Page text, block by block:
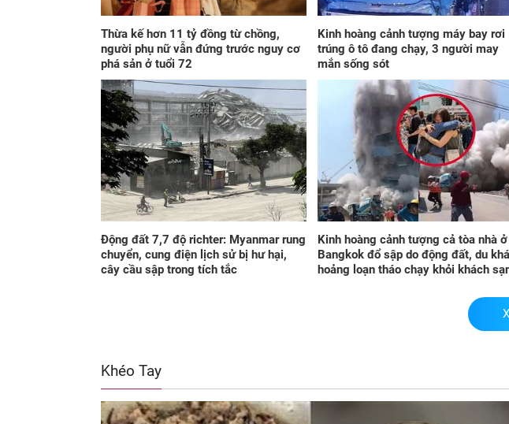
Thừa kế hơn 11 tỷ đồng từ chồng,
người phụ nữ vẫn đứng trước nguy cơ
phá sản ở tuổi 72
Kinh hoàng cảnh tượng máy bay rơi
trúng ô tô đang chạy, 3 người may
mắn sống sót
Động đất 7,7 độ richter: Myanmar rung
chuyển, cung điện lịch sử bị hư hại,
cây cầu sập trong tích tắc
Kinh hoàng cảnh tượng cả tòa nhà ở
Bangkok đổ sập do động đất, du
hoảng loạn tháo chạy khỏi khách
Khéo Tay